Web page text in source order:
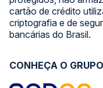
cartão de crédito
criptografia e de
bancárias do Brasil.
CONHEÇA O